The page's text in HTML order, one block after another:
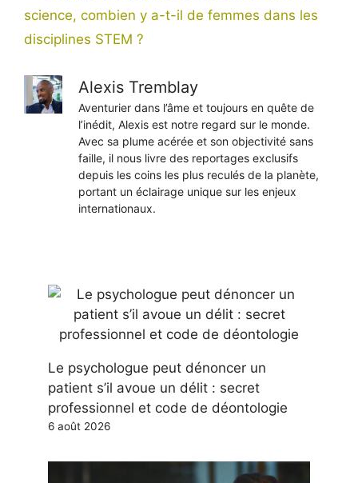
science, combien y a-t-il de femmes dans les
disciplines STEM ?
Alexis Tremblay
Aventurier dans l’âme et toujours en quête de
l’inédit, Alexis est notre regard sur le monde.
Avec sa plume acérée et son objectivité sans
faille, il nous livre des reportages exclusifs
depuis les coins les plus reculés de la planète,
portant un éclairage unique sur les enjeux
internationaux.
Le psychologue peut dénoncer un
patient s’il avoue un délit : secret
professionnel et code de déontologie
6 août 2026